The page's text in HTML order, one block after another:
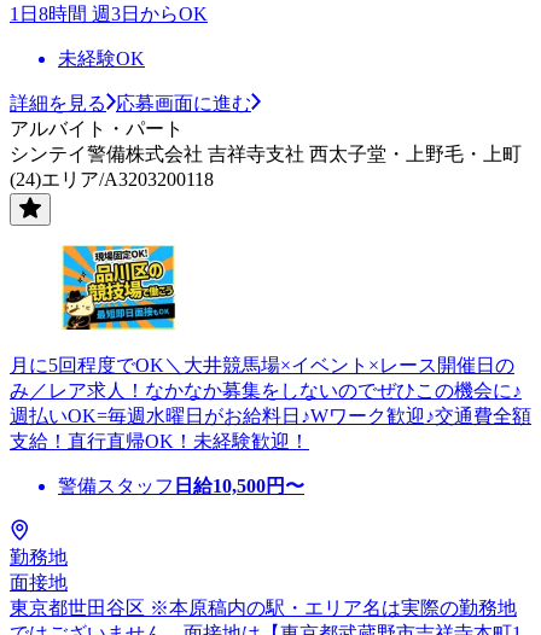
1日8時間 週3日からOK
未経験OK
詳細を見る
応募画面に進む
アルバイト・パート
シンテイ警備株式会社 吉祥寺支社 西太子堂・上野毛・上町
(24)エリア/A3203200118
月に5回程度でOK＼大井競馬場×イベント×レース開催日の
み／レア求人！なかなか募集をしないのでぜひこの機会に♪
週払いOK=毎週水曜日がお給料日♪Wワーク歓迎♪交通費全額
支給！直行直帰OK！未経験歓迎！
警備スタッフ 日給10,500円〜
勤務地
面接地
東京都世田谷区 ※本原稿内の駅・エリア名は実際の勤務地